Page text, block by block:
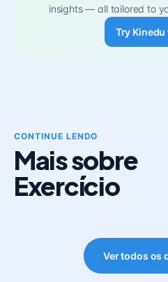
insights — all tailored to
Try
CONTINUE LENDO
Mais sobre
Exercício
Ver todos os